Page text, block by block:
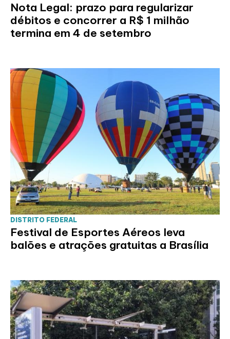
Nota Legal: prazo para regularizar
débitos e concorrer a R$ 1 milhão
termina em 4 de setembro
DISTRITO FEDERAL
Festival de Esportes Aéreos leva
balões e atrações gratuitas a Brasília